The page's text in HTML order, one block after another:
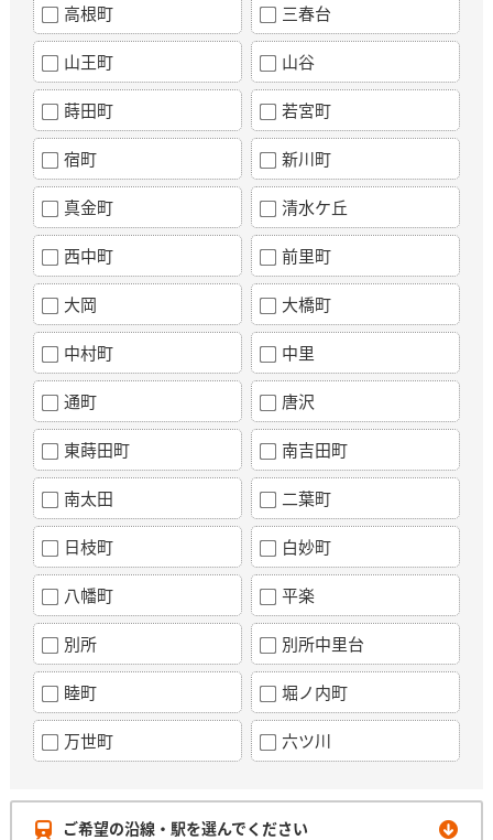
高根町 三春台
山王町 山谷
蒔田町 若宮町
宿町 新川町
真金町 清水ケ丘
西中町 前里町
大岡 大橋町
中村町 中里
通町 唐沢
東蒔田町 南吉田町
南太田 二葉町
日枝町 白妙町
八幡町 平楽
別所 別所中里台
睦町 堀ノ内町
万世町 六ツ川
ご希望の沿線・駅を選んでください